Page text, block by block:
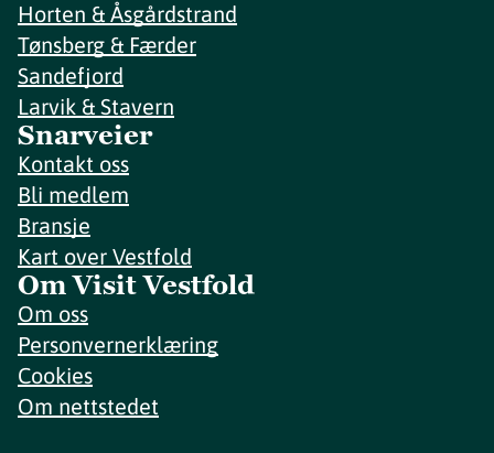
Horten & Åsgårdstrand
Tønsberg & Færder
Sandefjord
Larvik & Stavern
Snarveier
Kontakt oss
Bli medlem
Bransje
Kart over Vestfold
Om Visit Vestfold
Om oss
Personvernerklæring
Cookies
Om nettstedet